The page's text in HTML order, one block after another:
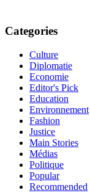
Categories
Culture
Diplomatie
Economie
Editor's Pick
Education
Environnement
Fashion
Justice
Main Stories
Médias
Politique
Popular
Recommended